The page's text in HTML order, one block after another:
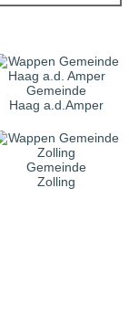
Gemeinde
Haag a.d.Amper
Gemeinde
Zolling